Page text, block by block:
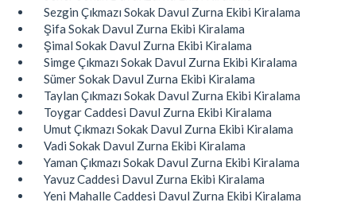
Sezgin Çıkmazı Sokak Davul Zurna Ekibi Kiralama
Şifa Sokak Davul Zurna Ekibi Kiralama
Şimal Sokak Davul Zurna Ekibi Kiralama
Simge Çıkmazı Sokak Davul Zurna Ekibi Kiralama
Sümer Sokak Davul Zurna Ekibi Kiralama
Taylan Çıkmazı Sokak Davul Zurna Ekibi Kiralama
Toygar Caddesi Davul Zurna Ekibi Kiralama
Umut Çıkmazı Sokak Davul Zurna Ekibi Kiralama
Vadi Sokak Davul Zurna Ekibi Kiralama
Yaman Çıkmazı Sokak Davul Zurna Ekibi Kiralama
Yavuz Caddesi Davul Zurna Ekibi Kiralama
Yeni Mahalle Caddesi Davul Zurna Ekibi Kiralama